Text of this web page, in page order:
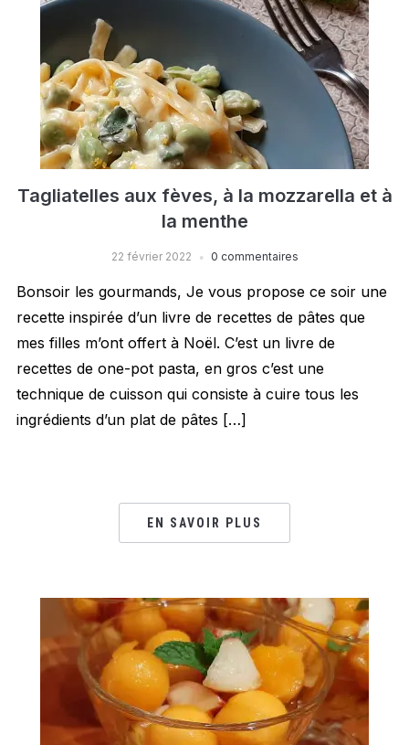
Tagliatelles aux fèves, à la mozzarella et à
la menthe
22 février 2022 0 commentaires
Bonsoir les gourmands, Je vous propose ce soir une
recette inspirée d’un livre de recettes de pâtes que
mes filles m’ont offert à Noël. C’est un livre de
recettes de one-pot pasta, en gros c’est une
technique de cuisson qui consiste à cuire tous les
ingrédients d’un plat de pâtes […]
EN SAVOIR PLUS